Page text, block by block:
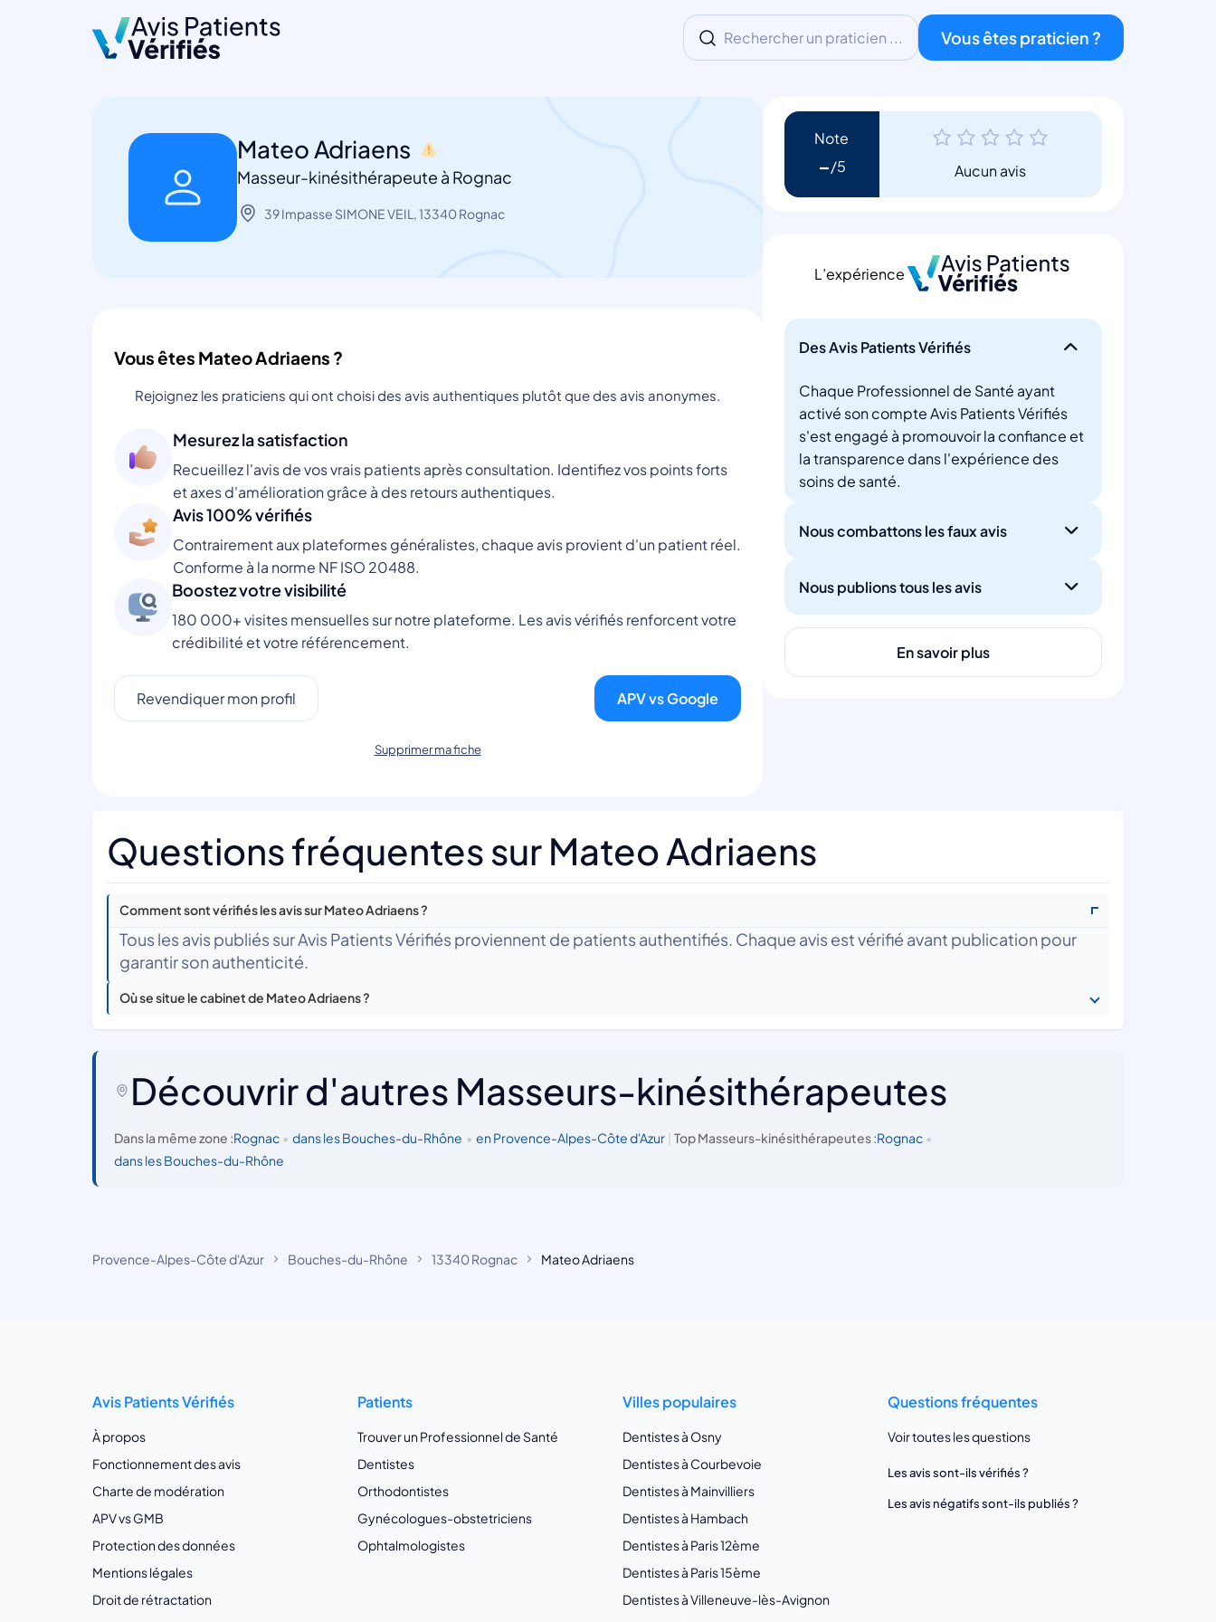
Rechercher un praticien ... Vous êtes praticien ?
Mateo Adriaens
Masseur-kinésithérapeute à Rognac
39 Impasse SIMONE VEIL, 13340 Rognac
Vous êtes Mateo Adriaens ?
Rejoignez les praticiens qui ont choisi des avis authentiques plutôt que des avis anonymes.
Mesurez la satisfaction
Recueillez l'avis de vos vrais patients après consultation. Identifiez vos points forts
et axes d'amélioration grâce à des retours authentiques.
Avis 100% vérifiés
Contrairement aux plateformes généralistes, chaque avis provient d'un patient réel.
Conforme à la norme NF ISO 20488.
Boostez votre visibilité
180 000+ visites mensuelles sur notre plateforme. Les avis vérifiés renforcent votre
crédibilité et votre référencement.
Revendiquer mon profil APV vs Google
Supprimer ma fiche
Note
- Aucun avis
L’expérience
Des Avis Patients Vérifiés
Chaque Professionnel de Santé ayant
activé son compte Avis Patients Vérifiés
s'est engagé à promouvoir la confiance et
la transparence dans l'expérience des
soins de santé.
Nous combattons les faux avis
Nous publions tous les avis
En savoir plus
Questions fréquentes sur Mateo Adriaens
Comment sont vérifiés les avis sur Mateo Adriaens ?
Tous les avis publiés sur Avis Patients Vérifiés proviennent de patients authentifiés. Chaque avis est vérifié avant publication pour
garantir son authenticité.
Où se situe le cabinet de Mateo Adriaens ?
Découvrir d'autres Masseurs-kinésithérapeutes
Dans la même zone :Rognac • dans les Bouches-du-Rhône • en Provence-Alpes-Côte d'Azur | Top Masseurs-kinésithérapeutes :Rognac •
dans les Bouches-du-Rhône
Provence-Alpes-Côte d'Azur Bouches-du-Rhône 13340 Rognac Mateo Adriaens
Avis Patients Vérifiés
À propos
Fonctionnement des avis
Charte de modération
APV vs GMB
Protection des données
Mentions légales
Droit de rétractation
Patients
Trouver un Professionnel de Santé
Dentistes
Orthodontistes
Gynécologues-obstetriciens
Ophtalmologistes
Villes populaires
Dentistes à Osny
Dentistes à Courbevoie
Dentistes à Mainvilliers
Dentistes à Hambach
Dentistes à Paris 12ème
Dentistes à Paris 15ème
Dentistes à Villeneuve-lès-Avignon
Questions fréquentes
Voir toutes les questions
Les avis sont-ils vérifiés ?
Les avis négatifs sont-ils publiés ?